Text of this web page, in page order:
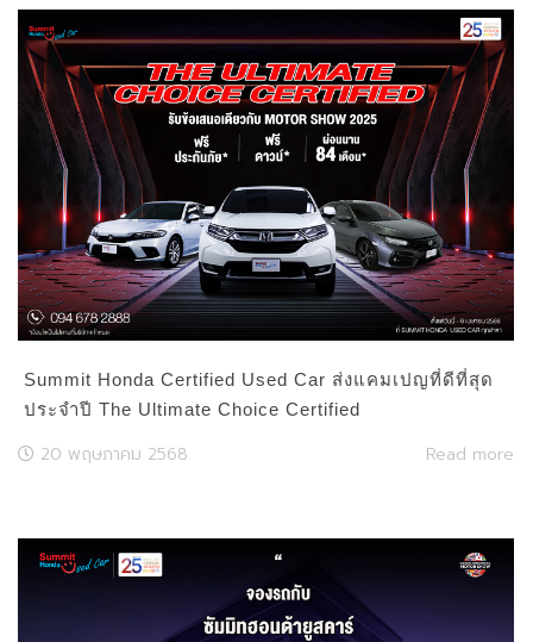
Summit Honda Certified Used Car ส่งแคมเปญที่ดีที่สุด
ประจำปี The Ultimate Choice Certified
20 พฤษภาคม 2568 Read more